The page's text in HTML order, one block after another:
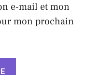
e-mail et mon
mon prochain